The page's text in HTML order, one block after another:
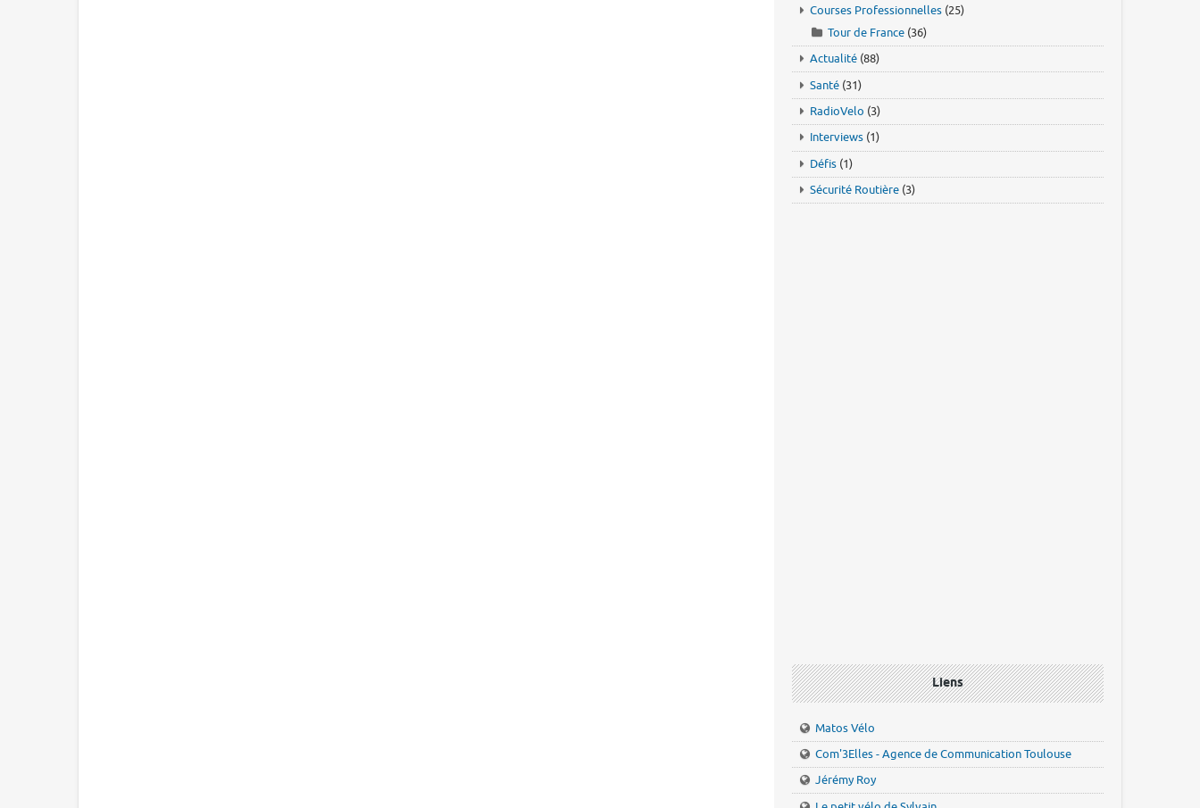
Courses Professionnelles (25)
Tour de France (36)
Actualité (88)
Santé (31)
RadioVelo (3)
Interviews (1)
Défis (1)
Sécurité Routière (3)
Liens
Matos Vélo
Com'3Elles - Agence de Communication Toulouse
Jérémy Roy